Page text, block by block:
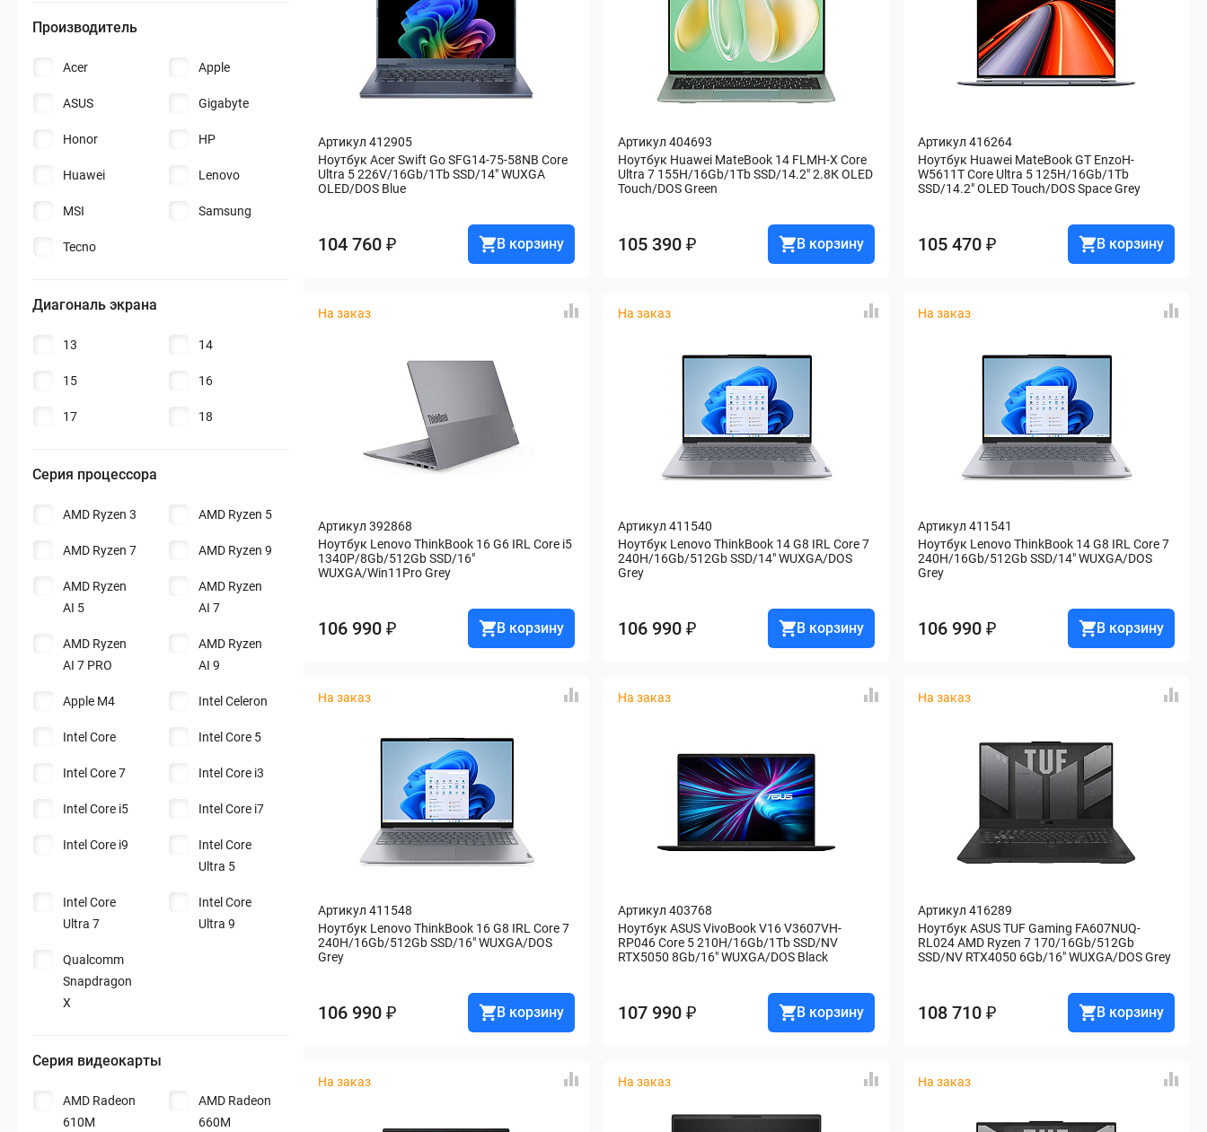
Бытовая техника
Периферия и оргтехника
Кабели и переходники
Офис и Охрана
Спорт и туризм
Строительство и ремонт
Инструмент и материалы
Производитель
Acer Apple
ASUS Gigabyte
Honor HP
Huawei Lenovo
MSI Samsung
Tecno
Диагональ экрана
13 14
15 16
17 18
Серия процессора
AMD Ryzen 3 AMD Ryzen 5
AMD Ryzen 7 AMD Ryzen 9
AMD Ryzen
AI 5
AMD Ryzen
AI 7
AMD Ryzen
AI 7 PRO
AMD Ryzen
AI 9
Apple M4 Intel Celeron
Intel Core Intel Core 5
Intel Core 7 Intel Core i3
Intel Core i5 Intel Core i7
Intel Core i9
Intel Core
Ultra 5
Intel Core
Ultra 7
Intel Core
Ultra 9
Qualcomm
Snapdragon
X
Серия видеокарты
AMD Radeon
610M
AMD Radeon
660M
Артикул 412905
Ноутбук Acer Swift Go SFG14-75-58NB Core
Ultra 5 226V/16Gb/1Tb SSD/14" WUXGA
OLED/DOS Blue
104 760 ₽ В корзину
Артикул 404693
Ноутбук Huawei MateBook 14 FLMH-X Core
Ultra 7 155H/16Gb/1Tb SSD/14.2" 2.8К OLED
Touch/DOS Green
105 390 ₽ В корзину
Артикул 416264
Ноутбук Huawei MateBook GT EnzoH-
W5611T Core Ultra 5 125H/16Gb/1Tb
SSD/14.2" OLED Touch/DOS Space Grey
105 470 ₽ В корзину
На заказ
Артикул 392868
Ноутбук Lenovo ThinkBook 16 G6 IRL Core i5
1340P/8Gb/512Gb SSD/16"
WUXGA/Win11Pro Grey
106 990 ₽ В корзину
На заказ
Артикул 411540
Ноутбук Lenovo ThinkBook 14 G8 IRL Core 7
240H/16Gb/512Gb SSD/14" WUXGA/DOS
Grey
106 990 ₽ В корзину
На заказ
Артикул 411541
Ноутбук Lenovo ThinkBook 14 G8 IRL Core 7
240H/16Gb/512Gb SSD/14" WUXGA/DOS
Grey
106 990 ₽ В корзину
На заказ
Артикул 411548
Ноутбук Lenovo ThinkBook 16 G8 IRL Core 7
240H/16Gb/512Gb SSD/16" WUXGA/DOS
Grey
106 990 ₽ В корзину
На заказ
Артикул 403768
Ноутбук ASUS VivoBook V16 V3607VH-
RP046 Core 5 210H/16Gb/1Tb SSD/NV
RTX5050 8Gb/16" WUXGA/DOS Black
107 990 ₽ В корзину
На заказ
Артикул 416289
Ноутбук ASUS TUF Gaming FA607NUQ-
RL024 AMD Ryzen 7 170/16Gb/512Gb
SSD/NV RTX4050 6Gb/16" WUXGA/DOS Grey
108 710 ₽ В корзину
На заказ На заказ На заказ